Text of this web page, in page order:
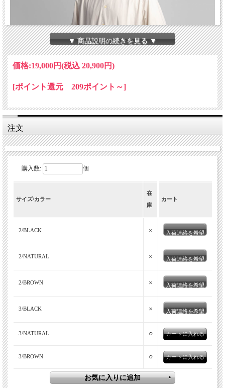
▼ 商品説明の続きを見る ▼
価格:19,000円(税込 20,900円)
[ポイント還元 209ポイント～]
注文
購入数: 個
サイズ/カラー
在
庫
カート
2/BLACK × 入荷連絡を希望
2/NATURAL × 入荷連絡を希望
2/BROWN × 入荷連絡を希望
3/BLACK × 入荷連絡を希望
3/NATURAL ○
3/BROWN ○